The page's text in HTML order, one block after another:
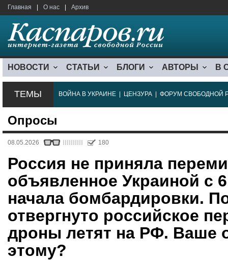
Главная О нас Архив
НОВОСТИ СТАТЬИ БЛОГИ АВТОРЫ В
ТЕМЫ ВОЙНА В УКРАИНЕ ЦЕНЗУРА ФОРУМ СВОБОДНОЙ
Опросы
08.05.2026 180
Россия не приняла
объявленное Украиной с
начала бомбардировки.
отвергнуто российское
дроны летят на РФ. Ваше
этому?